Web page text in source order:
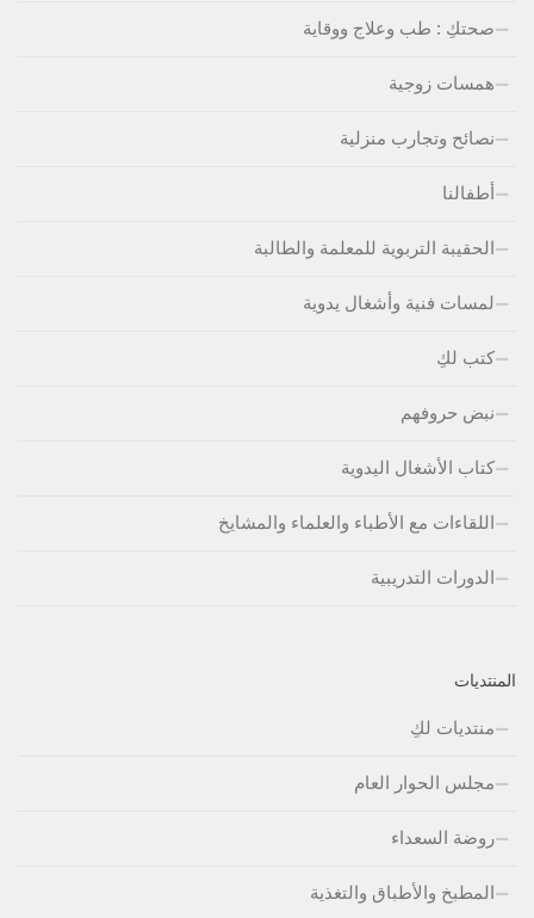
صحتكِ : طب وعلاج ووقاية
همسات زوجية
نصائح وتجارب منزلية
أطفالنا
الحقيبة التربوية للمعلمة والطالبة
لمسات فنية وأشغال يدوية
كتب لكِ
نبض حروفهم
كتاب الأشغال اليدوية
اللقاءات مع الأطباء والعلماء والمشايخ
الدورات التدريبية
المنتديات
منتديات لكِ
مجلس الحوار العام
روضة السعداء
المطبخ والأطباق والتغذية